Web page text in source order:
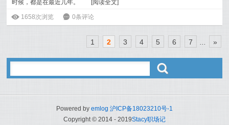
时候，都是在最近几年。
[阅读全文]
ė 1658次浏览 6 0条评论
1 2 3 4 5 6 7 »
ő
Powered by emlog 沪ICP备18023210号-1
Copyright © 2014 - 2019Stacy职场记